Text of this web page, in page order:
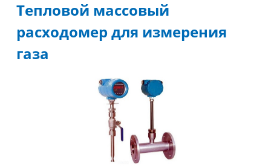
Тепловой массовый
расходомер для измерения
газа